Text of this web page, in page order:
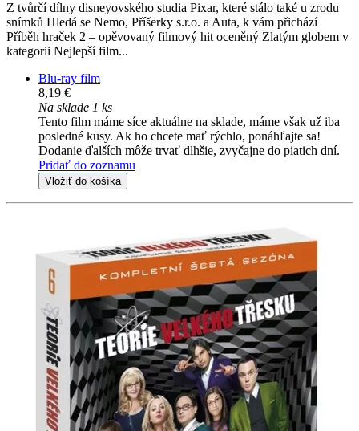
Z tvůrčí dílny disneyovského studia Pixar, které stálo také u zrodu
snímků Hledá se Nemo, Příšerky s.r.o. a Auta, k vám přichází
Příběh hraček 2 – opěvovaný filmový hit oceněný Zlatým globem v
kategorii Nejlepší film...
Blu-ray film
8,19 €
Na sklade 1 ks
Tento film máme síce aktuálne na sklade, máme však už iba
posledné kusy. Ak ho chcete mať rýchlo, ponáhľajte sa!
Dodanie ďalších môže trvať dlhšie, zvyčajne do piatich dní.
Pridať do zoznamu
Vložiť do košíka